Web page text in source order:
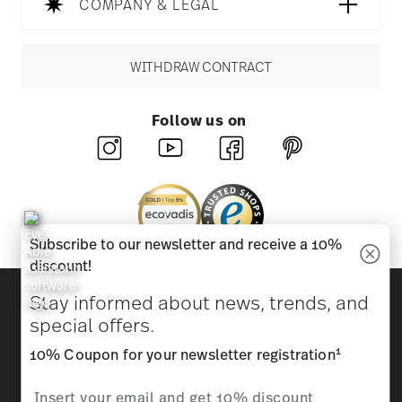
COMPANY & LEGAL
WITHDRAW CONTRACT
Follow us on
Beauty & functionality for your home
Homepage General terms and conditions
Privacy
Subscribe to our newsletter and receive a 10%
discount!
Stay informed about news, trends, and
special offers.
10% Coupon for your newsletter registration1